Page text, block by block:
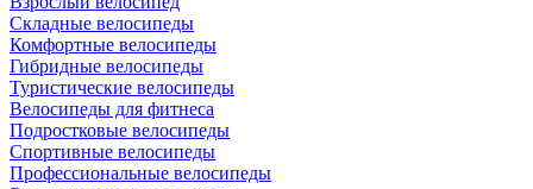
Складные велосипеды
Комфортные велосипеды
Гибридные велосипеды
Туристические велосипеды
Велосипеды для фитнеса
Подростковые велосипеды
Спортивные велосипеды
Профессиональные велосипеды